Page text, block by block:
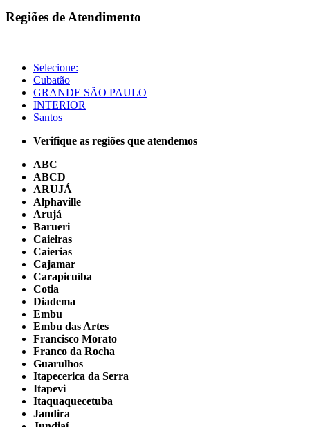
Regiões de Atendimento
Selecione:
Cubatão
GRANDE SÃO PAULO
INTERIOR
Santos
Verifique as regiões que atendemos
ABC
ABCD
ARUJÁ
Alphaville
Arujá
Barueri
Caieiras
Caierias
Cajamar
Carapicuíba
Cotia
Diadema
Embu
Embu das Artes
Francisco Morato
Franco da Rocha
Guarulhos
Itapecerica da Serra
Itapevi
Itaquaquecetuba
Jandira